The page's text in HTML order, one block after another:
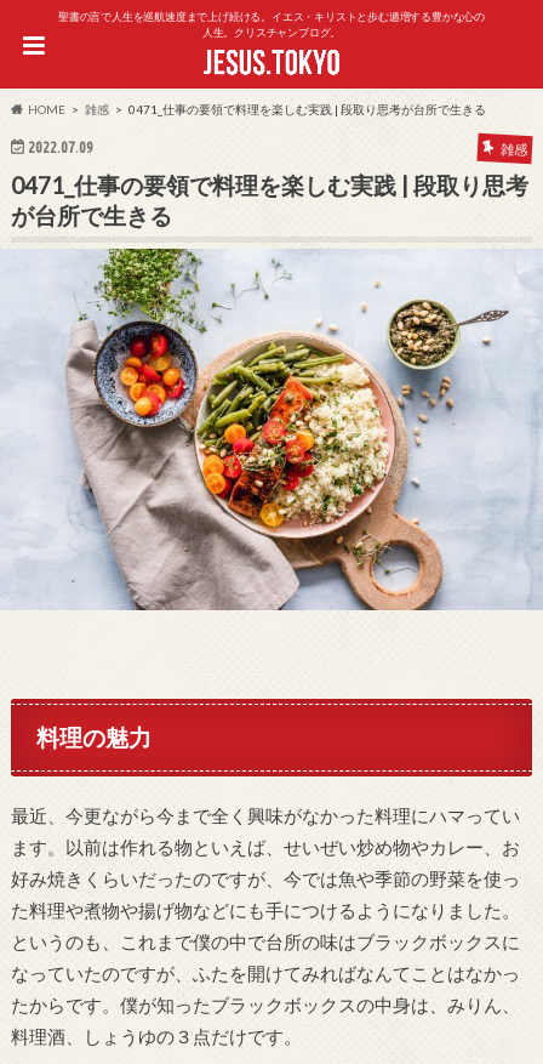
聖書の言で人生を巡航速度まで上げ続ける。イエス・キリストと歩む逓増する豊かな心の
人生。クリスチャンブログ。
HOME 雑感 0471_仕事の要領で料理を楽しむ実践 | 段取り思考が台所で生きる
2022.07.09 雑感
0471_仕事の要領で料理を楽しむ実践 | 段取り思考
が台所で生きる
料理の魅力
最近、今更ながら今まで全く興味がなかった料理にハマってい
ます。以前は作れる物といえば、せいぜい炒め物やカレー、お
好み焼きくらいだったのですが、今では魚や季節の野菜を使っ
た料理や煮物や揚げ物などにも手につけるようになりました。
というのも、これまで僕の中で台所の味はブラックボックスに
なっていたのですが、ふたを開けてみればなんてことはなかっ
たからです。僕が知ったブラックボックスの中身は、みりん、
料理酒、しょうゆの３点だけです。